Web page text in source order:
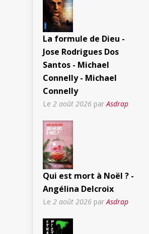
La formule de Dieu -
Jose Rodrigues Dos
Santos - Michael
Connelly - Michael
Connelly
Le 2 août 2026 parAsdrap
Qui est mort à Noël ? -
Angélina Delcroix
Le 2 août 2026 par Asdrap